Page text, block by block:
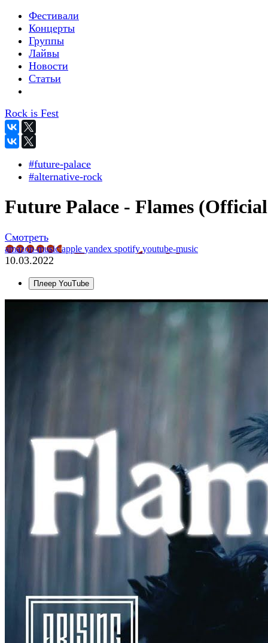
Фестивали
Концерты
Группы
Лайвы
Новости
Статьи
Rock is Fest
#future-palace
#alternative-rock
Future Palace - Flames
Смотреть
amazon-musicapple yandex spotifyyoutube-music
10.03.2022
Плеер YouTube